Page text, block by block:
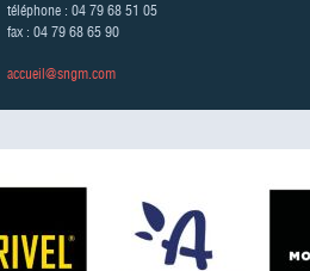
téléphone : 04 79 68 51 05
fax : 04 79 68 65 90
accueil@sngm.com